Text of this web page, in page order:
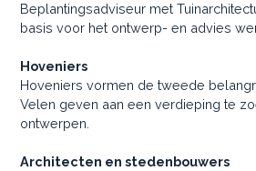
Beplantingsadviseur met
basis voor het ontwerp- en advies
Hoveniers
Hoveniers vormen de tweede
Velen geven aan een verdieping te
ontwerpen.
Architecten en stedenbouwers